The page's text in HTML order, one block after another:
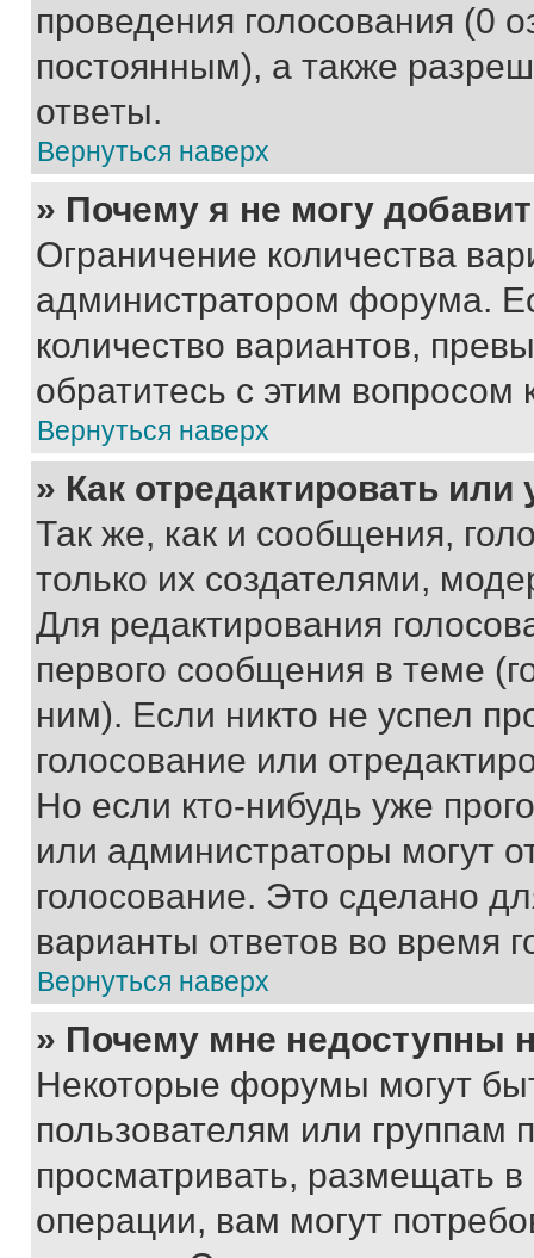
проведения голосования (0
постоянным), а также
ответы.
Вернуться наверх
» Почему я не могу
Ограничение количества
администратором форума.
количество вариантов,
обратитесь с этим вопросом
Вернуться наверх
» Как отредактировать
Так же, как и сообщения,
только их создателями,
Для редактирования
первого сообщения в теме
ним). Если никто не успел
голосование или
Но если кто-нибудь уже
или администраторы могут
голосование. Это сделано
варианты ответов во время
Вернуться наверх
» Почему мне недоступны
Некоторые форумы могут
пользователям или группам
просматривать, размещать
операции, вам могут